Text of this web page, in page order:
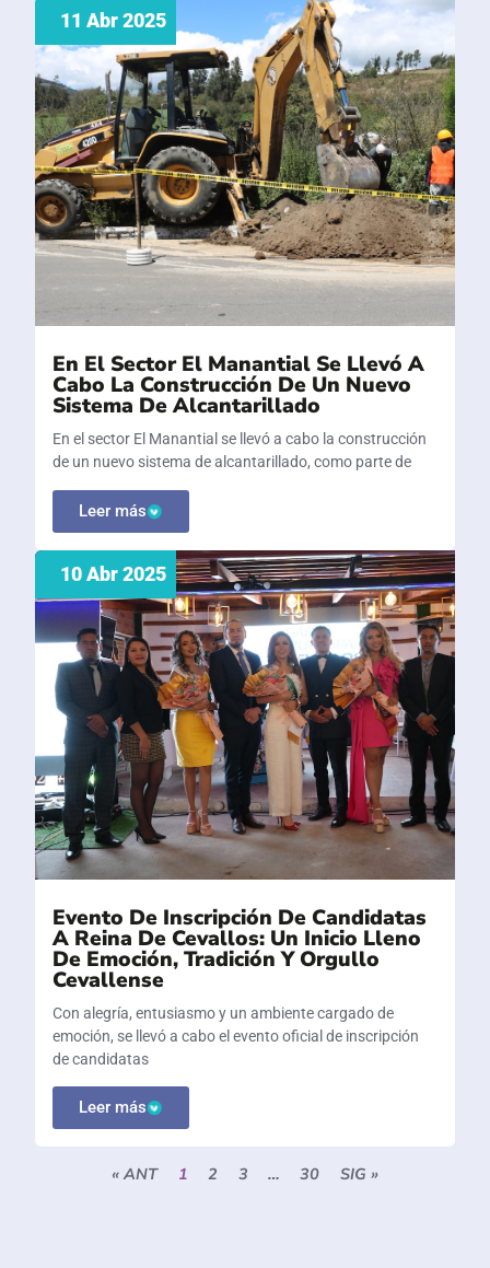
11 Abr 2025
En El Sector El Manantial Se Llevó A
Cabo La Construcción De Un Nuevo
Sistema De Alcantarillado
En el sector El Manantial se llevó a cabo la construcción
de un nuevo sistema de alcantarillado, como parte de
Leer más
10 Abr 2025
Evento De Inscripción De Candidatas
A Reina De Cevallos: Un Inicio Lleno
De Emoción, Tradición Y Orgullo
Cevallense
Con alegría, entusiasmo y un ambiente cargado de
emoción, se llevó a cabo el evento oficial de inscripción
de candidatas
Leer más
« ANT 1 2 3 … 30 SIG »